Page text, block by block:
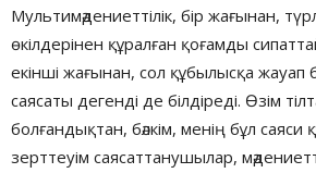
Мультимәдениеттілік, бір жағынан,
өкілдерінен құралған қоғамды
екінші жағынан, сол құбылысқа жауап
саясаты дегенді де білдіреді. Өзім
болғандықтан, бәлкім, менің бұл
зерттеуім саясаттанушылар,